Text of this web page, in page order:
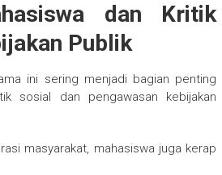
dan Kritik
Publik
ini sering menjadi bagian penting
sosial dan pengawasan kebijakan
masyarakat, mahasiswa juga kerap